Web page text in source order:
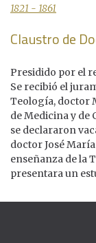
1821 - 1861
Claustro de
Presidido por el
Se recibió el
Teología, doctor
de Medicina y
se declararon
doctor José
enseñanza de la
presentara un